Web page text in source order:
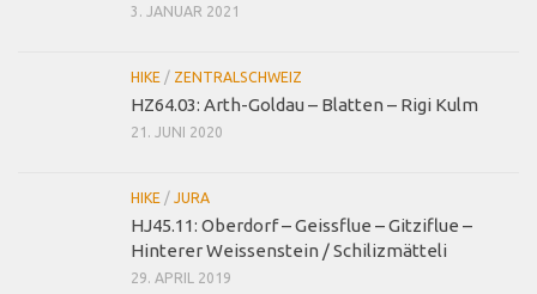
3. JANUAR 2021
HIKE / ZENTRALSCHWEIZ
HZ64.03: Arth-Goldau – Blatten – Rigi Kulm
21. JUNI 2020
HIKE / JURA
HJ45.11: Oberdorf – Geissflue – Gitziflue –
Hinterer Weissenstein / Schilizmätteli
29. APRIL 2019